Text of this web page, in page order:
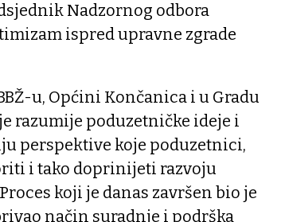
Nadzornog odbora
ispred upravne zgrade
u, Općini Končanica i u Gradu
razumije poduzetničke ideje i
perspektive koje poduzetnici,
i tako doprinijeti razvoju
koji je danas završen bio je
način suradnje i podrška